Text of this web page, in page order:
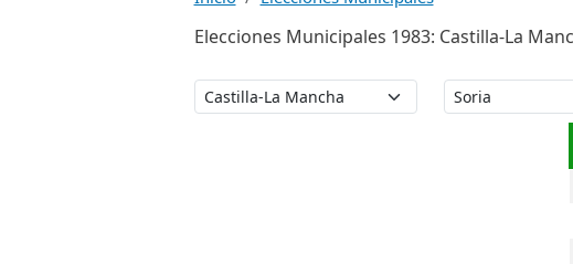
Elecciones Municipales 1983: Castilla-La